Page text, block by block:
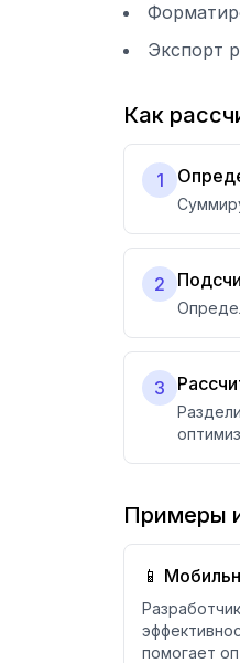
Экспорт
Как
1
2
3
Примеры
📱
помогает